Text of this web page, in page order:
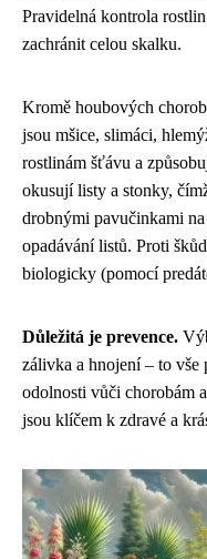
Pravidelná kontrola
zachránit celou skalku.
Kromě houbových
jsou mšice, slimáci,
rostlinám šťávu a
okusují listy a stonky,
drobnými pavučinkami
opadávání listů. Proti
biologicky (pomocí
Důležitá je prevence.
zálivka a hnojení – to
odolnosti vůči chorobám
jsou klíčem k zdravé a